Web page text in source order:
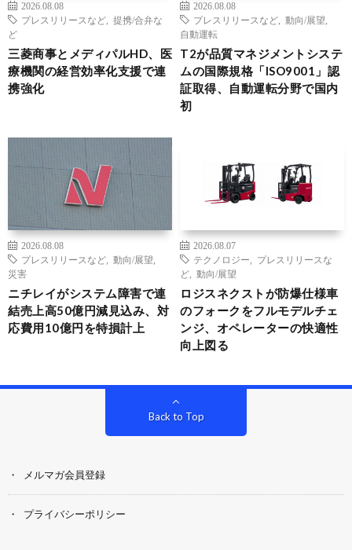
2026.08.08
プレスリリースなど
提携/合弁な
ど
三菱商事とメディパルHD、医
療機関の経営効率化支援で連
携強化
2026.08.08
プレスリリースなど
動向/展望
自動運転
T2が品質マネジメントシステ
ムの国際規格「ISO9001」認
証取得、自動運転分野で国内
初
2026.08.08
プレスリリースなど
動向/展望
災害
ニチレイがシステム障害で連
結売上高50億円減見込み、対
応費用10億円を特損計上
2026.08.07
テクノロジー
プレスリリースな
ど
動向/展望
ロジスネクストが防爆仕様車
のフォークをフルモデルチェ
ンジ、オペレーターの快適性
向上図る
Back to Top
メルマガ会員登録
プライバシーポリシー